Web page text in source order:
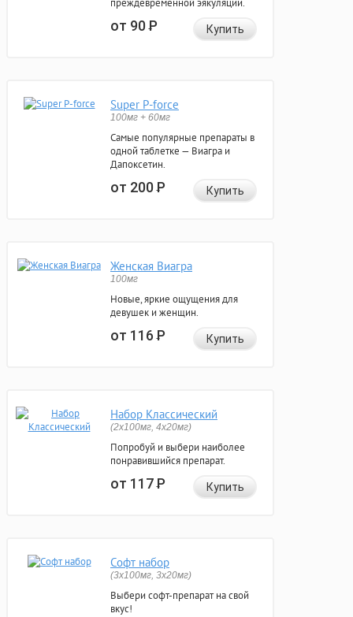
преждевременной эякуляции.
от 90Р Купить
Super P-force
100мг + 60мг
Самые популярные препараты в
одной таблетке — Виагра и
Дапоксетин.
от 200Р Купить
Женская Виагра
100мг
Новые, яркие ощущения для
девушек и женщин.
от 116Р Купить
Набор Классический
(2x100мг, 4x20мг)
Попробуй и выбери наиболее
понравившийся препарат.
от 117Р Купить
Софт набор
(3x100мг, 3x20мг)
Выбери софт-препарат на свой
вкус!